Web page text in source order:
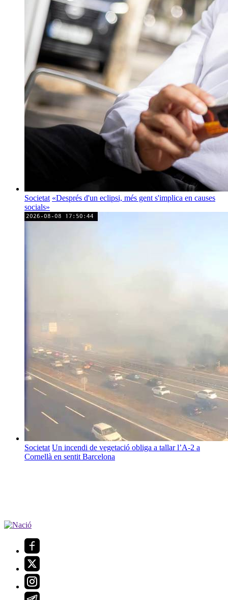
Societat «Després d'un eclipsi, més gent s'implica en causes
socials»
Societat Un incendi de vegetació obliga a tallar l’A-2 a
Cornellà en sentit Barcelona